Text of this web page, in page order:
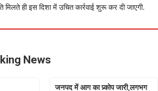
ही इस दिशा में उचित कार्रवाई शुरू कर दी जाएगी.
News
जनपद में आग का प्र्कोप जारी,लगभग